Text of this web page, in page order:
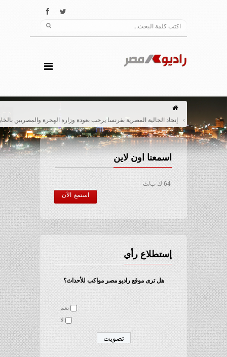
إتحاد الجالية المصرية بفرنسا يرحب بعودة وزارة الهجرة والمصريين بالخارج
اسمعنا اون لاين
64 ك ب/ث
استمع الآن
إستطلاع رأي
هل ترى موقع راديو مصر مواكب للأحداث؟
نعم